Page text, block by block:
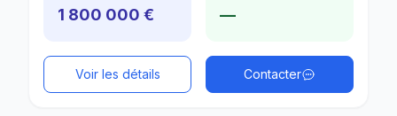
1 800 000 € —
Voir les détails Contacter